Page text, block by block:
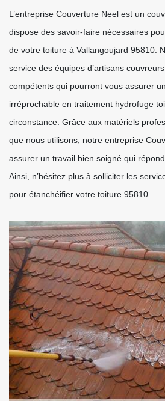
L’entreprise Couverture Neel est un
dispose des savoir-faire nécessaires
de votre toiture à Vallangoujard 95810.
service des équipes d’artisans
compétents qui pourront vous assurer
irréprochable en traitement hydrofuge
circonstance. Grâce aux matériels
que nous utilisons, notre entreprise
assurer un travail bien soigné qui
Ainsi, n’hésitez plus à solliciter les
pour étanchéifier votre toiture 95810.